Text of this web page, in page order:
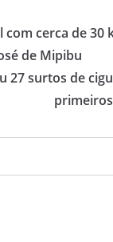
com cerca de 30
de Mipibu
27 surtos de